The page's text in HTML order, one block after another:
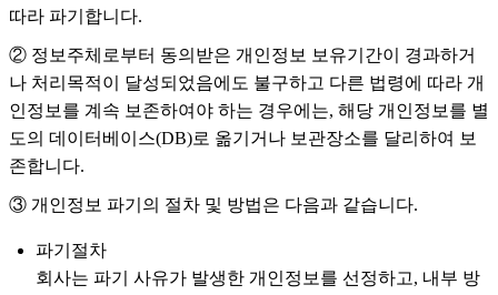
따라 파기합니다.
② 정보주체로부터 동의받은 개인정보 보유기간이 경과하거
나 처리목적이 달성되었음에도 불구하고 다른 법령에 따라 개
인정보를 계속 보존하여야 하는 경우에는, 해당 개인정보를 별
도의 데이터베이스(DB)로 옮기거나 보관장소를 달리하여 보
존합니다.
③ 개인정보 파기의 절차 및 방법은 다음과 같습니다.
파기절차
회사는 파기 사유가 발생한 개인정보를 선정하고, 내부 방